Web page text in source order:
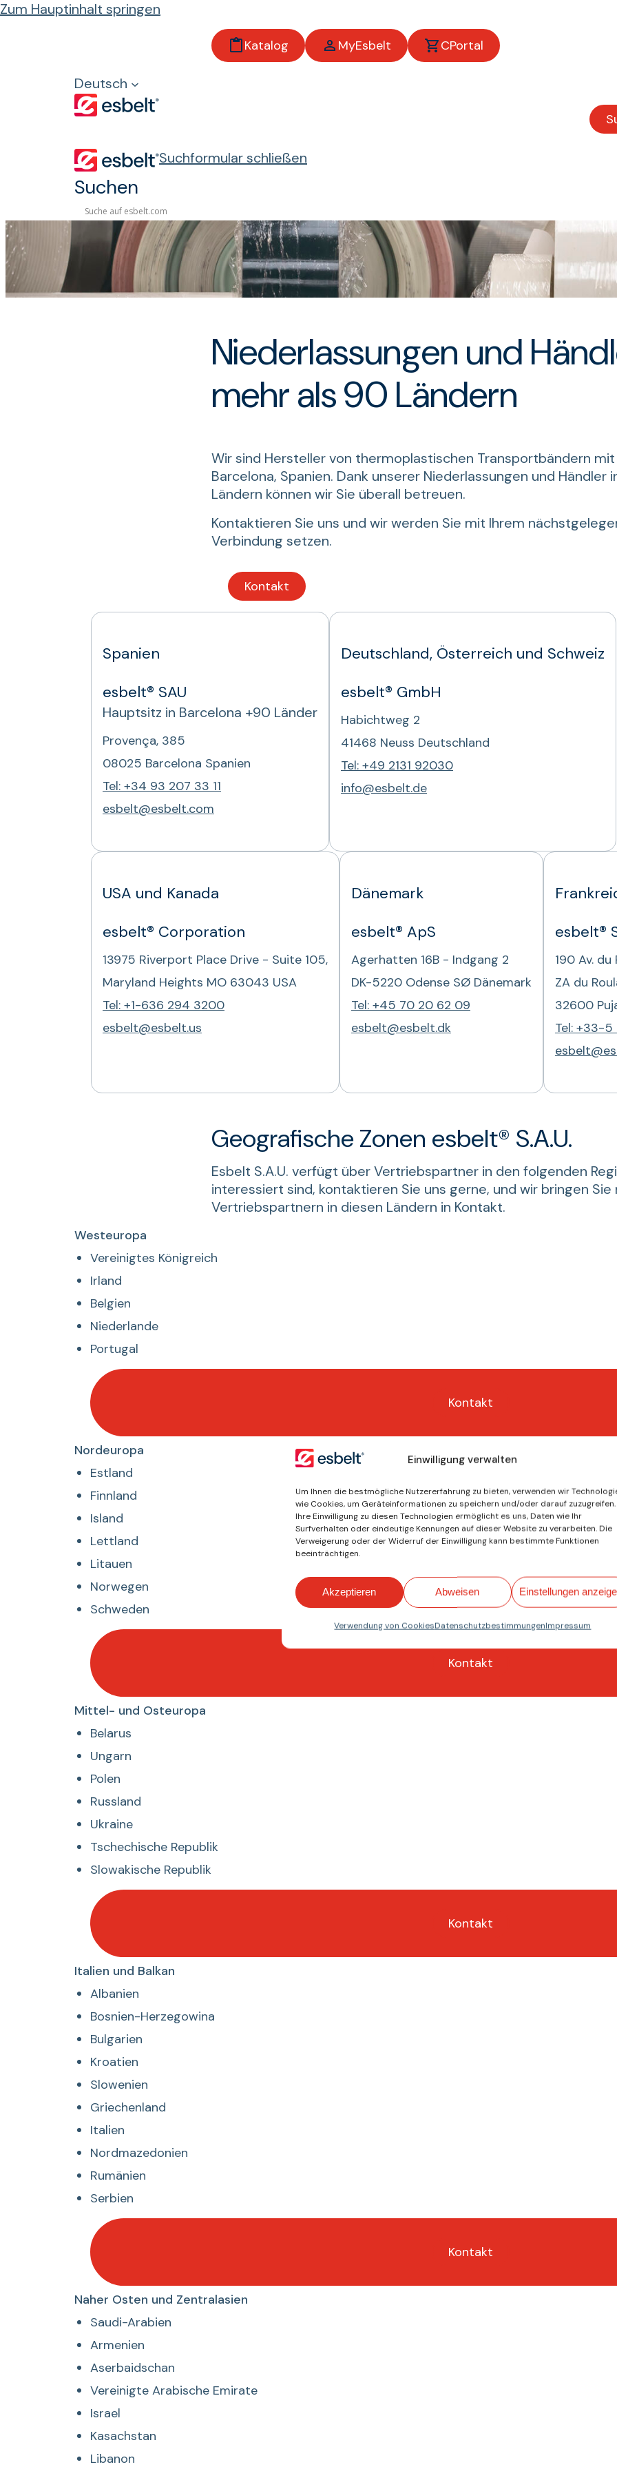
Einwilligung verwalten
Um Ihnen die bestmögliche Nutzererfahrung zu bieten, verwenden wir
wie Cookies, um Geräteinformationen zu speichern und/oder darauf zuzugreifen.
Ihre Einwilligung zu diesen Technologien ermöglicht es uns, Daten wie Ihr
Surfverhalten oder eindeutige Kennungen auf dieser Website zu verarbeiten. Die
Verweigerung oder der Widerruf der Einwilligung kann bestimmte Funktionen
beeinträchtigen.
Akzeptieren Abweisen Einstellungen
Verwendung von CookiesDatenschutzbestimmungenImpressum
Zum Hauptinhalt springen
Katalog MyEsbelt CPortal
Deutsch
Suchformular schließen
Suchen
Niederlassungen und Händler in mehr als 90 Ländern
Niederlassungen und
mehr als 90 Ländern
Wir sind Hersteller von thermoplastischen Transportbändern mit
Barcelona, Spanien. Dank unserer Niederlassungen und Händler
Ländern können wir Sie überall betreuen.
Kontaktieren Sie uns und wir werden Sie mit Ihrem
Verbindung setzen.
Kontakt
Spanien
esbelt® SAU
Hauptsitz in Barcelona +90 Länder
Provença, 385
08025 Barcelona Spanien
Tel: +34 93 207 33 11
esbelt@esbelt.com
Deutschland, Österreich und Schweiz
esbelt® GmbH
Habichtweg 2
41468 Neuss Deutschland
Tel: +49 2131 92030
info@esbelt.de
USA und Kanada
esbelt® Corporation
13975 Riverport Place Drive - Suite 105,
Maryland Heights MO 63043 USA
Tel: +1-636 294 3200
esbelt@esbelt.us
Dänemark
esbelt® ApS
Agerhatten 16B - Indgang 2
DK-5220 Odense SØ Dänemark
Tel: +45 70 20 62 09
esbelt@esbelt.dk
esbelt®
190 Av. du
ZA du
32600
Tel: +33-
Geografische Zonen esbelt® S.A.U.
Esbelt S.A.U. verfügt über Vertriebspartner in den folgenden
interessiert sind, kontaktieren Sie uns gerne, und wir bringen Sie
Vertriebspartnern in diesen Ländern in Kontakt.
Westeuropa
listado
Vereinigtes Königreich
Irland
Belgien
Niederlande
Portugal
Kontakt
Nordeuropa
Estland
Finnland
Island
Lettland
Litauen
Norwegen
Schweden
Kontakt
Mittel- und Osteuropa
Belarus
Ungarn
Polen
Russland
Ukraine
Tschechische Republik
Slowakische Republik
Kontakt
Italien und Balkan
Italien
Albanien
Bosnien-Herzegowina
Bulgarien
Kroatien
Slowenien
Griechenland
Italien
Nordmazedonien
Rumänien
Serbien
Kontakt
Naher Osten und Zentralasien
und
Saudi-Arabien
Armenien
Aserbaidschan
Vereinigte Arabische Emirate
Israel
Kasachstan
Libanon